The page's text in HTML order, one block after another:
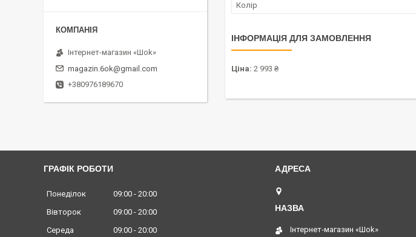
Колір
ІНФОРМАЦІЯ ДЛЯ ЗАМОВЛЕННЯ
Ціна: 2 993 ₴
Інтернет-магазин «Шоk»
magazin.6ok@gmail.com
+380976189670
ГРАФІК РОБОТИ
Понеділок 09:00
20:00
Вівторок
09:00
20:00
Середа
09:00 20:00 Інтернет-магазин «Шоk»